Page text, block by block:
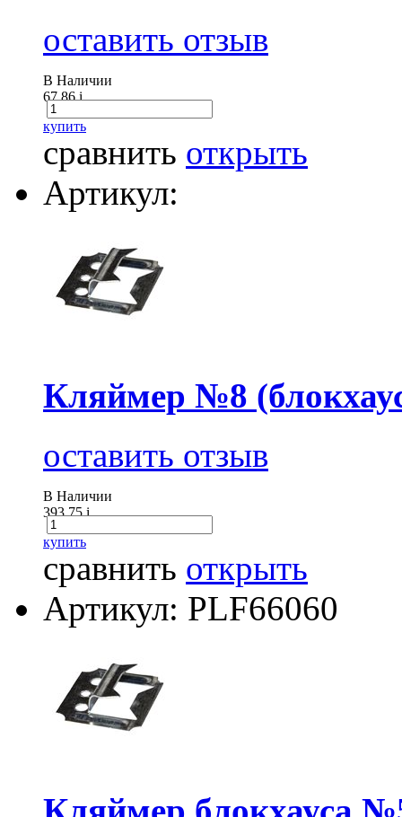
оставить отзыв
В Наличии
67.86i
купить
сравнить открыть
Артикул:
Кляймер №8
оставить отзыв
В Наличии
393.75i
купить
сравнить открыть
Артикул: PLF66060